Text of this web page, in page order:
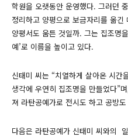
학원을 오랫동안 운영했다. 그러던
정리하고 양평으로 보금자리를 옮
양평서도 움튼 것일까. 그는 집조명
예’로 이름을 높이고 있다.
신태미 씨는 “치열하게 살아온 시간
생각에 우연히 집조명을 만들었다”
져 라탄공예가로 전시도 하고 공방
다음은 라탄공예가 신태미 씨와의